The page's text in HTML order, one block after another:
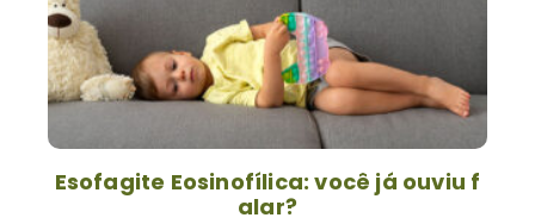
Esofagite Eosinofílica: você já ouviu f
alar?